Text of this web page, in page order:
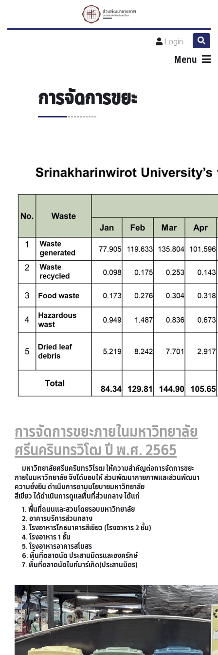
Login
Menu
การจัดการขยะ
การจัดการขยะภายในมหาวิทยาลัย
ศรีนครินทรวิโฒ ปี พ.ศ. 2565
มหาวิทยาลัยศรีนครินทรวิโรฒ ให้ความสําคัญต่อการจัดการขยะ
ภายในมหาวิทยาลัย จึงได้มอบให้ ส่วนพัฒนากายภาพและส่วนพัฒนา
ความยั่งยืน ดําเนินการตามนโยบายมหาวิทยาลัย
สีเขียว ได้ดําเนินการดูแลพื้นที่ส่วนกลาง ได้แก่
1. พื้นที่ถนนและสวนโดยรอบมหาวิทยาลัย
2. อาคารบริการส่วนกลาง
3. โรงอาหารโภชนาคารสีเขียว (โรงอาหาร 2 ชั้น)
4. โรงอาหาร 1 ชั้น
5. โรงอาหารอาคารสโมสร
6. พื้นที่ตลาดนัด ประสานมิตรและองครักษ์
7. พื้นที่ตลาดนัดไนท์มาร์เก็ต(ประสานมิตร)